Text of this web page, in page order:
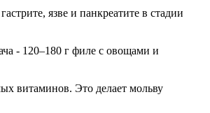
язве и панкреатите в стадии
- 120–180 г филе с овощами и
витаминов. Это делает мольву